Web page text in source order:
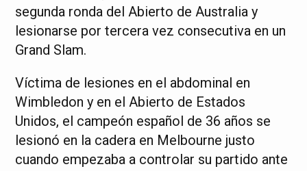
segunda ronda del Abierto de Australia y
lesionarse por tercera vez consecutiva en un
Grand Slam.
Víctima de lesiones en el abdominal en
Wimbledon y en el Abierto de Estados
Unidos, el campeón español de 36 años se
lesionó en la cadera en Melbourne justo
cuando empezaba a controlar su partido ante